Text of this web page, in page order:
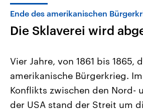
Themen
Landtagswahl Sachsen-Anhalt
Ende des amerikanischen
Die Sklaverei wird
Vier Jahre, von 1861 bis 1865,
amerikanische Bürgerkrieg.
Konflikts zwischen den Nord-
der USA stand der Streit um